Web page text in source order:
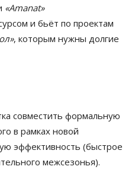
«Amanat»
и бьёт по проектам
, которым нужны долгие
совместить формальную
в рамках новой
эффективность (быстрое
межсезонья).